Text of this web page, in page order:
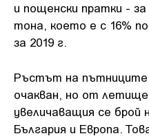
и пощенски пратки -
тона, което е с 16%
за 2019 г.
Ръстът на пътниците
очакван, но от
увеличаващия се брой
България и Европа.